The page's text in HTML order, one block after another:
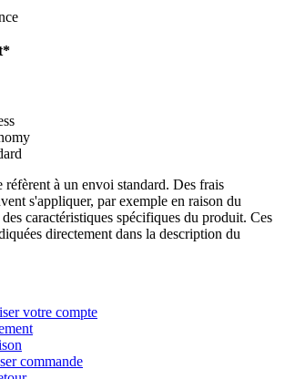
réfèrent à un envoi standard. Des frais
s'appliquer, par exemple en raison du
caractéristiques spécifiques du produit. Ces
directement dans la description du
votre compte
commande